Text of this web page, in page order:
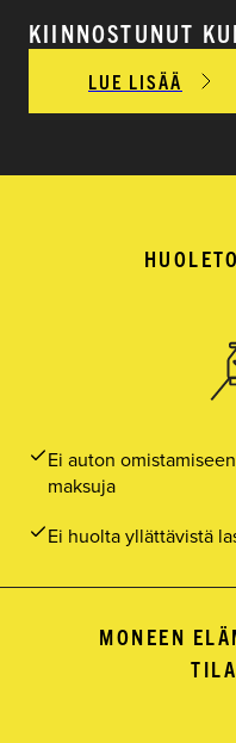
KIINNOSTUNUT
LUE LISÄÄ
Ei auton
maksuja
Ei huolta yllättävistä
MONEEN